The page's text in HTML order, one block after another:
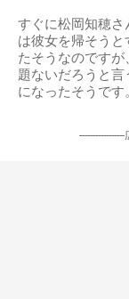
すぐに松岡知穂
は彼女を帰そう
たそうなのです
題ないだろうと
になったそうです。